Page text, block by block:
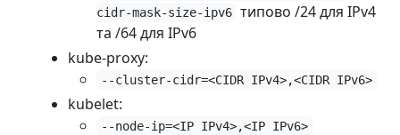
cidr-mask-size-ipv6 типово /24 для IPv4
та /64 для IPv6
kube-proxy:
--cluster-cidr=<CIDR IPv4>,<CIDR IPv6>
kubelet:
--node-ip=<IP IPv4>,<IP IPv6>